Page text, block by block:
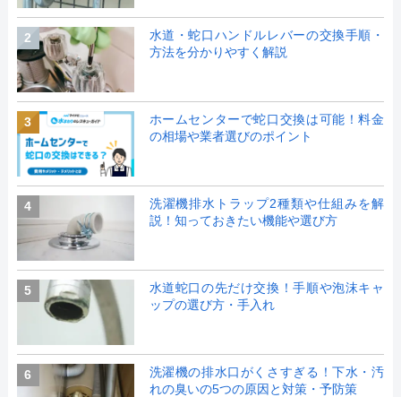
2
水道・蛇口ハンドルレバーの交換手順・
方法を分かりやすく解説
3
ホームセンターで蛇口交換は可能！料金
の相場や業者選びのポイント
4
洗濯機排水トラップ2種類や仕組みを解
説！知っておきたい機能や選び方
5
水道蛇口の先だけ交換！手順や泡沫キャ
ップの選び方・手入れ
6
洗濯機の排水口がくさすぎる！下水・汚
れの臭いの5つの原因と対策・予防策